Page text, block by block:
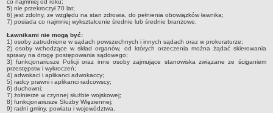
URZĄD GMINY
Dane teleadresowe
Tabela informacyjna
Czas pracy urzędu
Nr konta bankowego, NIP, REGON
Pracownicy urzędu - urząd gminy
Pracownicy urzędu - baza magazynowo - warsztatowa
co najmniej od roku;
5) nie przekroczył 70 lat;
6) jest zdolny, ze względu na stan zdrowia, do pełnienia obowiązków ławnika;
7) posiada co najmniej wykształcenie średnie lub średnie branżowe.
Ławnikami nie mogą być:
1) osoby zatrudnione w sądach powszechnych i innych sądach oraz w prokuraturze;
2) osoby wchodzące w skład organów, od których orzeczenia można żądać skierowania
sprawy na drogę postępowania sądowego;
3) funkcjonariusze Policji oraz inne osoby zajmujące stanowiska związane ze ściganiem
przestępstw i wykroczeń;
4) adwokaci i aplikanci adwokaccy;
5) radcy prawni i aplikanci radcowscy;
6) duchowni;
7) żołnierze w czynnej służbie wojskowej;
8) funkcjonariusze Służby Więziennej;
9) radni gminy, powiatu i województwa.